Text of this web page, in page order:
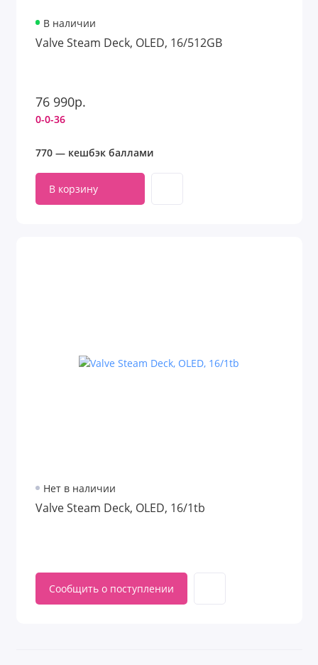
В наличии
Valve Steam Deck, OLED, 16/512GB
76 990р.
0-0-36
770 — кешбэк баллами
В корзину
Нет в наличии
Valve Steam Deck, OLED, 16/1tb
Сообщить о поступлении